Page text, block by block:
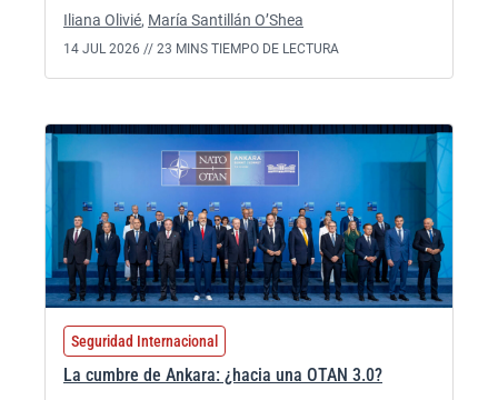
Iliana Olivié, María Santillán O’Shea
14 JUL 2026 // 23 MINS TIEMPO DE LECTURA
Seguridad Internacional
La cumbre de Ankara: ¿hacia una OTAN 3.0?